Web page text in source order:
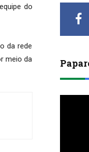
do
da rede
meio da